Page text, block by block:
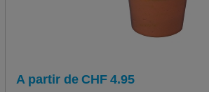
A partir de CHF 4.95